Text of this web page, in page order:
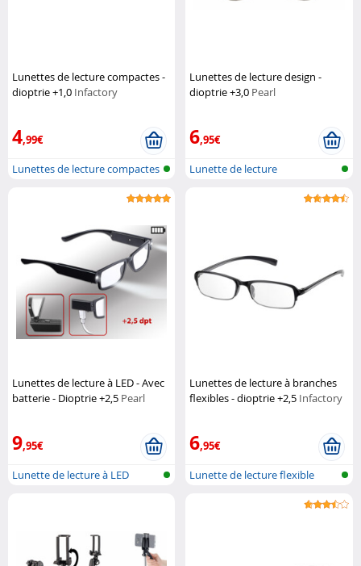
Lunettes de lecture compactes -
dioptrie +1,0 Infactory
4,99€
Lunettes de lecture compactes
Lunettes de lecture design -
dioptrie +3,0 Pearl
6,95€
Lunette de lecture
Lunettes de lecture à LED - Avec
batterie - Dioptrie +2,5 Pearl
9,95€
Lunette de lecture à LED
Lunettes de lecture à branches
flexibles - dioptrie +2,5 Infactory
6,95€
Lunette de lecture flexible